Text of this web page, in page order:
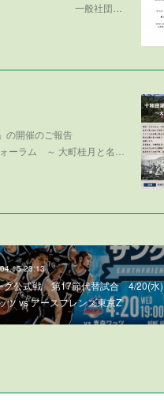
…
の開催のご報告
ーラム ～ 大町桂月と名…
23:13
グ公式戦 第17節代替試合 4/20(水
ツ vs アースフレンズ東京Z